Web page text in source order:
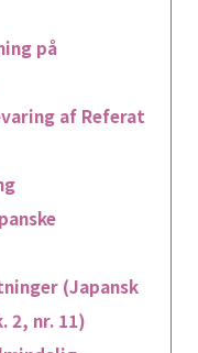
på
af Referat
(Japansk
2, nr. 11)